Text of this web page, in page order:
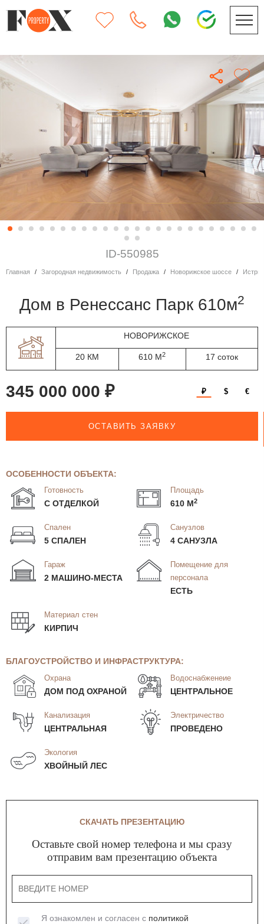
ID-550985
Главная Загородная недвижимость Продажа Новорижское шоссе
дом в Ренессанс Парк 610м2
НОВОРИЖСКОЕ
20 КМ 610 М2 17 соток
345 000 000 ₽ ₽ $ €
ОСТАВИТЬ ЗАЯВКУ
ОСОБЕННОСТИ ОБЪЕКТА:
Готовность
С ОТДЕЛКОЙ
Площадь
610 М2
Спален
5 СПАЛЕН
Санузлов
4 САНУЗЛА
Гараж
2 МАШИНО-МЕСТА
Помещение для
персонала
ЕСТЬ
Материал стен
КИРПИЧ
БЛАГОУСТРОЙСТВО И ИНФРАСТРУКТУРА:
Охрана
ДОМ ПОД ОХРАНОЙ
Водоснабженеие
ЦЕНТРАЛЬНОЕ
Канализация
ЦЕНТРАЛЬНАЯ
Электричество
ПРОВЕДЕНО
Экология
ХВОЙНЫЙ ЛЕС
СКАЧАТЬ ПРЕЗЕНТАЦИЮ
Оставьте свой номер телефона и мы сразу
отправим вам презентацию объекта
Я ознакомлен и согласен с политикой